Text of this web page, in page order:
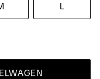
L